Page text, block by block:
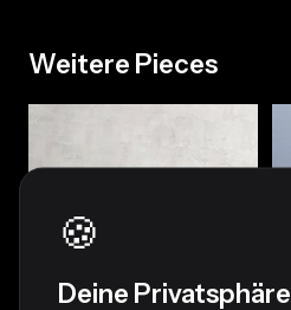
Weitere Pieces
🍪
Deine Privatsphäre